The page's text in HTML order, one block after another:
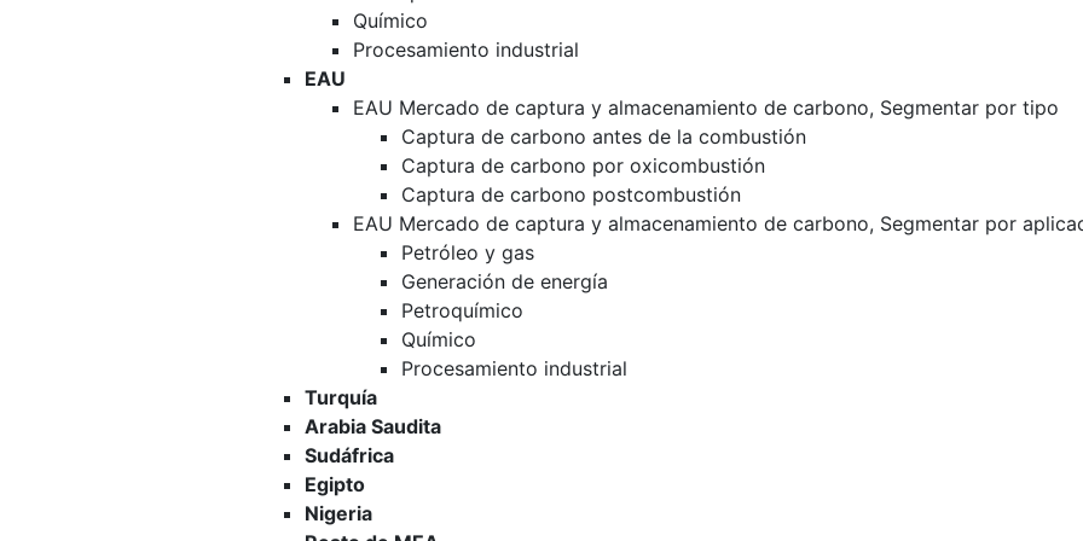
Químico
Procesamiento industrial
EAU
EAU Mercado de captura y almacenamiento de carbono, Segmentar por tipo
Captura de carbono antes de la combustión
Captura de carbono por oxicombustión
Captura de carbono postcombustión
EAU Mercado de captura y almacenamiento de carbono, Segmentar por
Petróleo y gas
Generación de energía
Petroquímico
Químico
Procesamiento industrial
Turquía
Arabia Saudita
Sudáfrica
Egipto
Nigeria